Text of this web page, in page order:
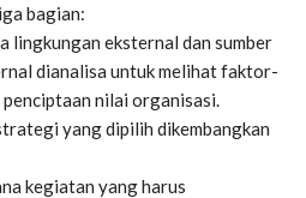
bagian:
lingkungan eksternal dan sumber
dianalisa untuk melihat faktor-
nilai organisasi.
yang dipilih dikembangkan
kegiatan yang harus